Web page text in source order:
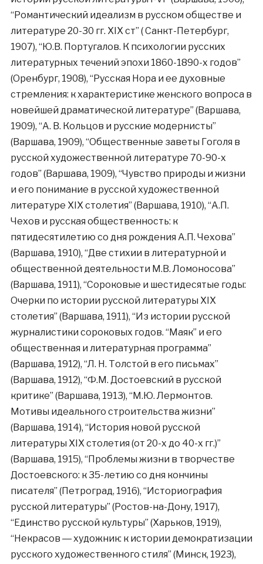
“Романтический идеализм в русском обществе и
литературе 20-30 гг. XIX ст” ( Санкт-Петербург,
1907), “Ю.В. Португалов. К психологии русских
литературных течений эпохи 1860-1890-х годов”
(Оренбург, 1908), “Русская Нора и ее духовные
стремления: к характеристике женского вопроса в
новейшей драматической литературе” (Варшава,
1909), “А. В. Кольцов и русские модернисты”
(Варшава, 1909), “Общественные заветы Гоголя в
русской художественной литературе 70-90-х
годов” (Варшава, 1909), “Чувство природы и жизни
и его понимание в русской художественной
литературе XIX столетия” (Варшава, 1910), “А.П.
Чехов и русская общественность: к
пятидесятилетию со дня рождения А.П. Чехова”
(Варшава, 1910), “Две стихии в литературной и
общественной деятельности М.В. Ломоносова”
(Варшава, 1911), “Сороковые и шестидесятые годы:
Очерки по истории русской литературы XIX
столетия” (Варшава, 1911), “Из истории русской
журналистики сороковых годов. “Маяк” и его
общественная и литературная программа”
(Варшава, 1912), “Л. Н. Толстой в его письмах”
(Варшава, 1912), “Ф.М. Достоевский в русской
критике” (Варшава, 1913), “М.Ю. Лермонтов.
Мотивы идеального строительства жизни”
(Варшава, 1914), “История новой русской
литературы XIX столетия (от 20-х до 40-х гг.)”
(Варшава, 1915), “Проблемы жизни в творчестве
Достоевского: к 35-летию со дня кончины
писателя” (Петроград, 1916), “Историография
русской литературы” (Ростов-на-Дону, 1917),
“Единство русской культуры” (Харьков, 1919),
“Некрасов ― художник: к истории демократизации
русского художественного стиля” (Минск, 1923),